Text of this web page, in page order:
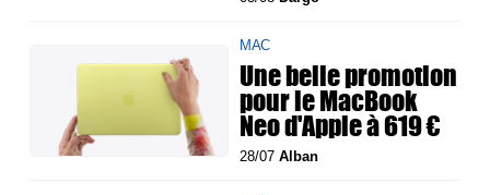
MAC
Une belle promotion
pour le MacBook
Neo d'Apple à 619 €
28/07Alban